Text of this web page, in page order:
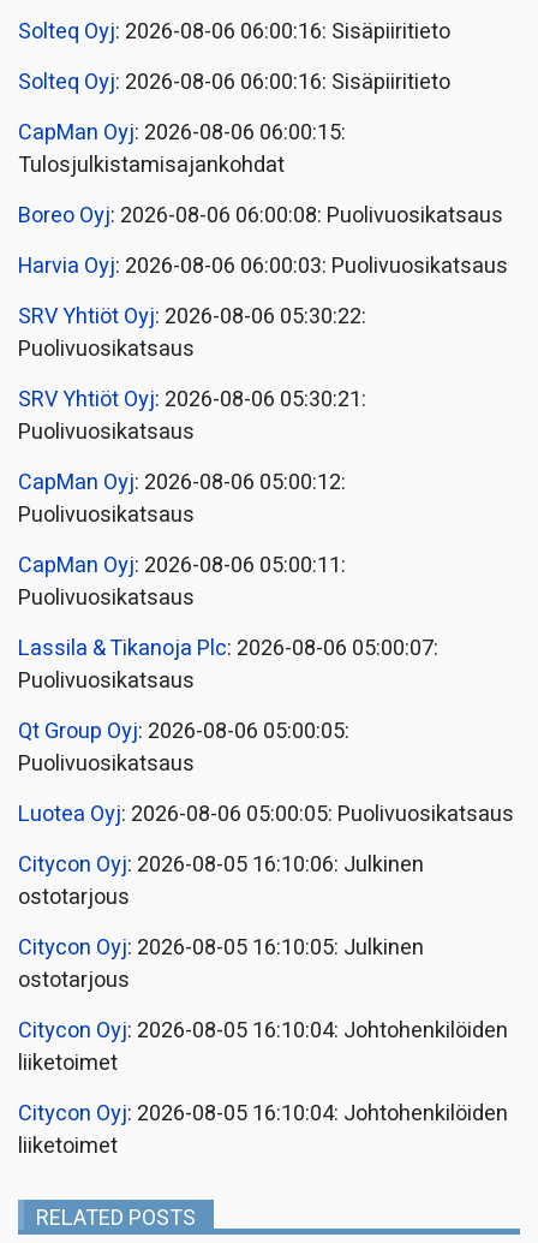
Solteq Oyj: 2026-08-06 06:00:16: Sisäpiiritieto
Solteq Oyj: 2026-08-06 06:00:16: Sisäpiiritieto
CapMan Oyj: 2026-08-06 06:00:15:
Tulosjulkistamisajankohdat
Boreo Oyj: 2026-08-06 06:00:08: Puolivuosikatsaus
Harvia Oyj: 2026-08-06 06:00:03: Puolivuosikatsaus
SRV Yhtiöt Oyj: 2026-08-06 05:30:22:
Puolivuosikatsaus
SRV Yhtiöt Oyj: 2026-08-06 05:30:21:
Puolivuosikatsaus
CapMan Oyj: 2026-08-06 05:00:12:
Puolivuosikatsaus
CapMan Oyj: 2026-08-06 05:00:11:
Puolivuosikatsaus
Lassila & Tikanoja Plc: 2026-08-06 05:00:07:
Puolivuosikatsaus
Qt Group Oyj: 2026-08-06 05:00:05:
Puolivuosikatsaus
Luotea Oyj: 2026-08-06 05:00:05: Puolivuosikatsaus
Citycon Oyj: 2026-08-05 16:10:06: Julkinen
ostotarjous
Citycon Oyj: 2026-08-05 16:10:05: Julkinen
ostotarjous
Citycon Oyj: 2026-08-05 16:10:04: Johtohenkilöiden
liiketoimet
Citycon Oyj: 2026-08-05 16:10:04: Johtohenkilöiden
liiketoimet
RELATED POSTS